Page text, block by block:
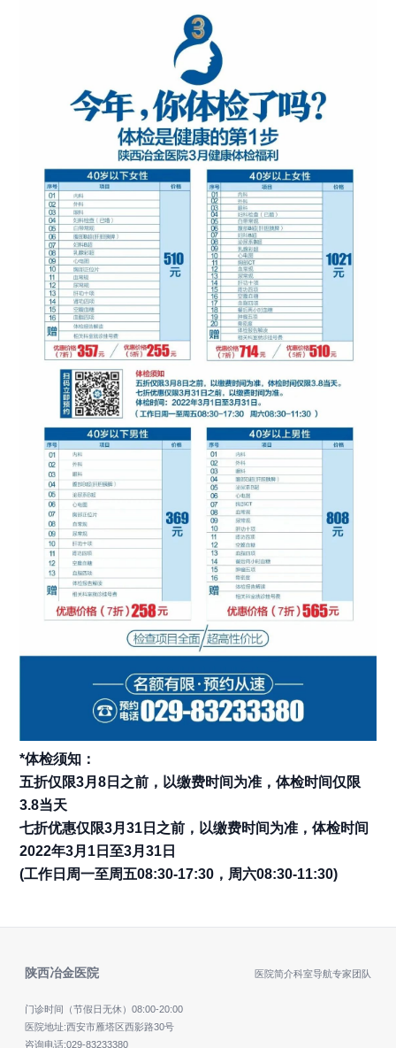
*体检须知：
五折仅限3月8日之前，以缴费时间为准，体检时间仅限
3.8当天
七折优惠仅限3月31日之前，以缴费时间为准，体检时间
2022年3月1日至3月31日
(工作日周一至周五08:30-17:30，周六08:30-11:30)
陕西冶金医院 医院简介科室导航专家团队
门诊时间（节假日无休） 08:00-20:00
医院地址:西安市雁塔区西影路30号
咨询电话:029-83233380